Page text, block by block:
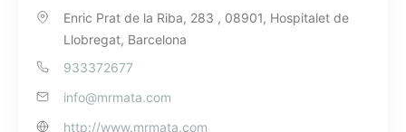
Enric Prat de la Riba, 283 , 08901, Hospitalet de
Llobregat, Barcelona
933372677
info@mrmata.com
http://www.mrmata.com